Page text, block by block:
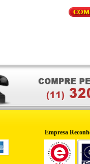
Empresa